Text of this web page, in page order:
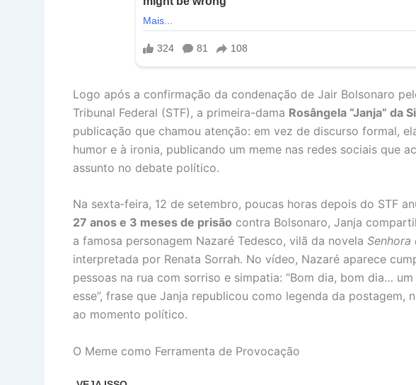
Logo após a confirmação da condenação de Jair Bolsonaro
Tribunal Federal (STF), a primeira-dama Rosângela “Janja” da
publicação que chamou atenção: em vez de discurso formal,
humor e à ironia, publicando um meme nas redes sociais que
assunto no debate político.
Na sexta‑feira, 12 de setembro, poucas horas depois do STF
27 anos e 3 meses de prisão contra Bolsonaro, Janja
a famosa personagem Nazaré Tedesco, vilã da novela Senhora
interpretada por Renata Sorrah. No vídeo, Nazaré aparece
pessoas na rua com sorriso e simpatia: “Bom dia, bom dia…
esse”, frase que Janja republicou como legenda da postagem,
ao momento político.
O Meme como Ferramenta de Provocação